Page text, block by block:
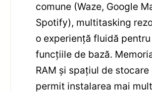
comune (Waze, Google
Spotify), multitasking
o experiență fluidă pentru
funcțiile de bază.
RAM și spațiul de stocare
permit instalarea mai